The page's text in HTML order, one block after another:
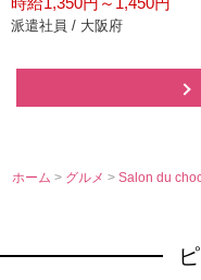
派遣社員 / 大阪府
ホーム > グルメ>Salon du